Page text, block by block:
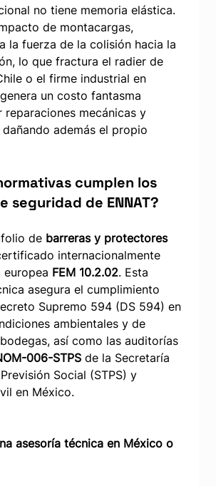
no tiene memoria elástica.
de montacargas,
la fuerza de la colisión hacia la
lo que fractura el radier de
o el firme industrial en
un costo fantasma
reparaciones mecánicas y
además el propio
cumplen los
seguridad de ENNAT?
de barreras y protectores
internacionalmente
europea FEM 10.2.02. Esta
asegura el cumplimiento
Supremo 594 (DS 594) en
ambientales y de
así como las auditorías
006-STPS de la Secretaría
Social (STPS) y
en México.
asesoría técnica en México o